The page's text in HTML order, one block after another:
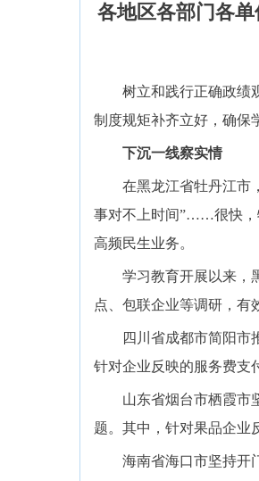
各地区各部门各
树立和践行正确政绩观
制度规矩补齐立好，确保
下沉一线察实情
在黑龙江省牡丹江市，
事对不上时间”……很快，
高频民生业务。
学习教育开展以来，黑
点、包联企业等调研，有
四川省成都市简阳市推
针对企业反映的服务费支
山东省烟台市栖霞市坚
题。其中，针对果品企业
海南省海口市坚持开门